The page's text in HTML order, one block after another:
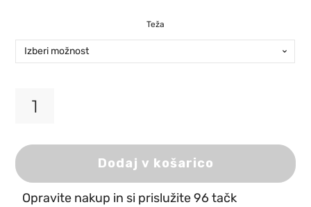
Teža
Kitten
količina
Dodaj v košarico
Opravite nakup in si prislužite 96 tačk